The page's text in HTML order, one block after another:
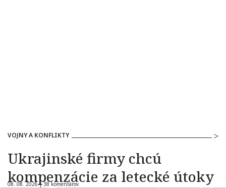
VOJNY A KONFLIKTY
Ukrajinské firmy chcú
kompenzácie za letecké útoky
08. 08. 2026 |38 komentárov